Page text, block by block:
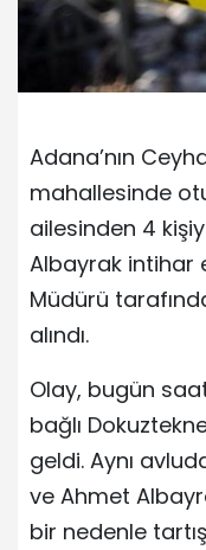
Adana’nın
mahallesinde
ailesinden 4
Albayrak intihar
Müdürü
alındı.
Olay, bugün
bağlı
geldi. Aynı
ve Ahmet
bir nedenle